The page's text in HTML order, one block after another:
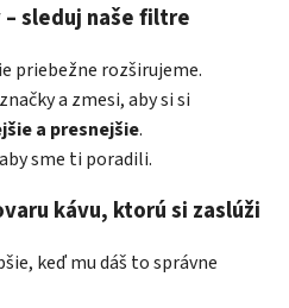
sleduj naše filtre
priebežne rozširujeme.
a zmesi, aby si si
a presnejšie.
sme ti poradili.
kávu, ktorú si zaslúži
keď mu dáš to správne